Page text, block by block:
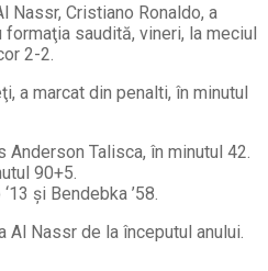
Nassr, Cristiano Ronaldo, a
saudită, vineri, la meciul
2-2.
a marcat din penalti, în minutul
Talisca, în minutul 42.
90+5.
şi Bendebka ’58.
Nassr de la începutul anului.